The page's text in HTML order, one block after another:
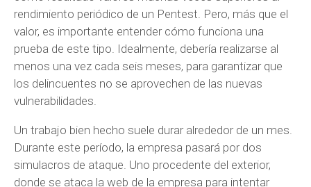
rendimiento periódico de un Pentest. Pero, más que el
valor, es importante entender cómo funciona una
prueba de este tipo. Idealmente, debería realizarse al
menos una vez cada seis meses, para garantizar que
los delincuentes no se aprovechen de las nuevas
vulnerabilidades.
Un trabajo bien hecho suele durar alrededor de un mes.
Durante este período, la empresa pasará por dos
simulacros de ataque. Uno procedente del exterior,
donde se ataca la web de la empresa para intentar